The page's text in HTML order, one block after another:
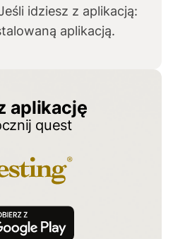
idziesz z aplikacją:
aplikacją.
aplikację
quest